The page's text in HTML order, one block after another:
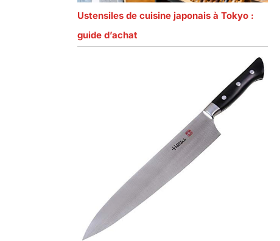
Ustensiles de cuisine japonais à Tokyo :
guide d’achat